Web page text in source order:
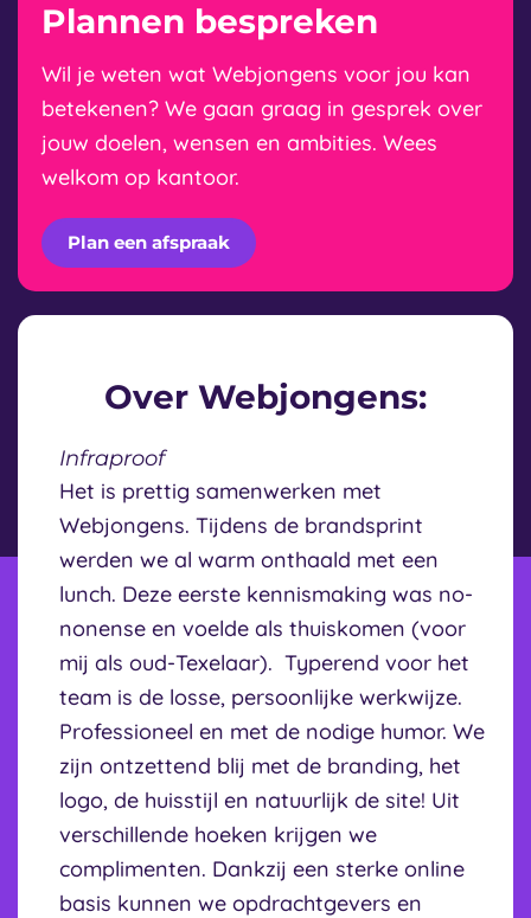
Plannen bespreken
Wil je weten wat Webjongens voor jou kan
betekenen? We gaan graag in gesprek over
jouw doelen, wensen en ambities. Wees
welkom op kantoor.
Plan een afspraak
Over Webjongens:
Infraproof
Het is prettig samenwerken met
Webjongens. Tijdens de brandsprint
werden we al warm onthaald met een
lunch. Deze eerste kennismaking was no-
nonense en voelde als thuiskomen (voor
mij als oud-Texelaar). Typerend voor het
team is de losse, persoonlijke werkwijze.
Professioneel en met de nodige humor. We
zijn ontzettend blij met de branding, het
logo, de huisstijl en natuurlijk de site! Uit
verschillende hoeken krijgen we
complimenten. Dankzij een sterke online
basis kunnen we opdrachtgevers en